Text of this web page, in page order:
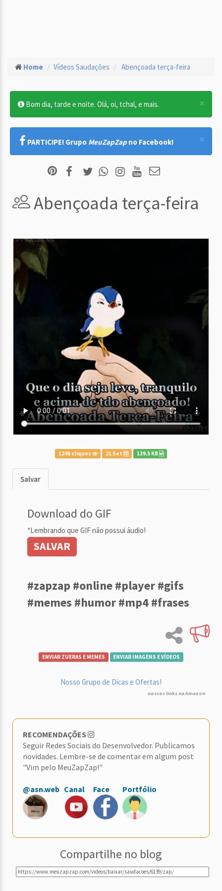
Home Vídeos Saudações Abençoada terça-feira
×
Bom dia, tarde e noite. Olá, oi, tchal, e mais.
×
PARTICIPE! Grupo MeuZapZap no Facebook!
Abençoada terça-feira
1246 cliques 21 Set 139.5 KB
Salvar
Download do GIF
*Lembrando que GIF não possui áudio!
SALVAR
#zapzap #online #player #gifs
#memes #humor #mp4 #frases
ENVIAR ZUERAS E MEMES ENVIAR IMAGENS E VÍDEOS
Nosso Grupo de Dicas e Ofertas!
nossos links na Amazon
RECOMENDAÇÕES
Seguir Redes Sociais do Desenvolvedor. Publicamos
novidades. Lembre-se de comentar em algum post
"Vim pelo MeuZapZap!"
@asn.web Canal Face Portfólio
Compartilhe no blog